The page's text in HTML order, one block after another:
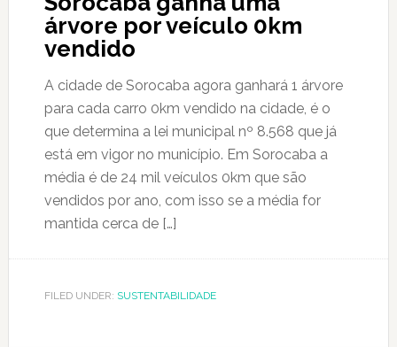
árvore por veículo 0km
vendido
A cidade de Sorocaba agora ganhará 1 árvore
para cada carro 0km vendido na cidade, é o
que determina a lei municipal nº 8.568 que já
está em vigor no município. Em Sorocaba a
média é de 24 mil veículos 0km que são
vendidos por ano, com isso se a média for
mantida cerca de […]
FILED UNDER: SUSTENTABILIDADE